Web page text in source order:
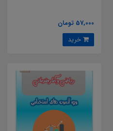
57,000 تومان